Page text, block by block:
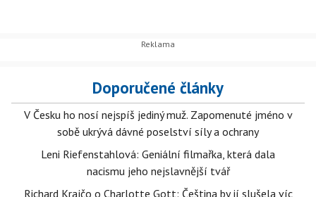
Doporučené články
V Česku ho nosí nejspíš jediný muž. Zapomenuté jméno v
sobě ukrývá dávné poselství síly a ochrany
Leni Riefenstahlová: Geniální filmařka, která dala
nacismu jeho nejslavnější tvář
Richard Krajčo o Charlotte Gott: Čeština by jí slušela víc